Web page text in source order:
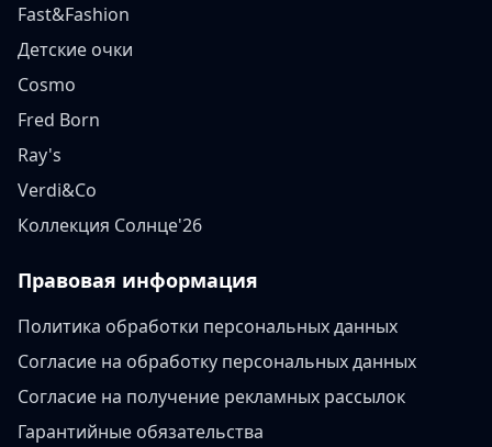
Fast&Fashion
Детские очки
Cosmo
Fred Born
Ray's
Verdi&Co
Коллекция Солнце'26
Правовая информация
Политика обработки персональных данных
Согласие на обработку персональных данных
Согласие на получение рекламных рассылок
Гарантийные обязательства